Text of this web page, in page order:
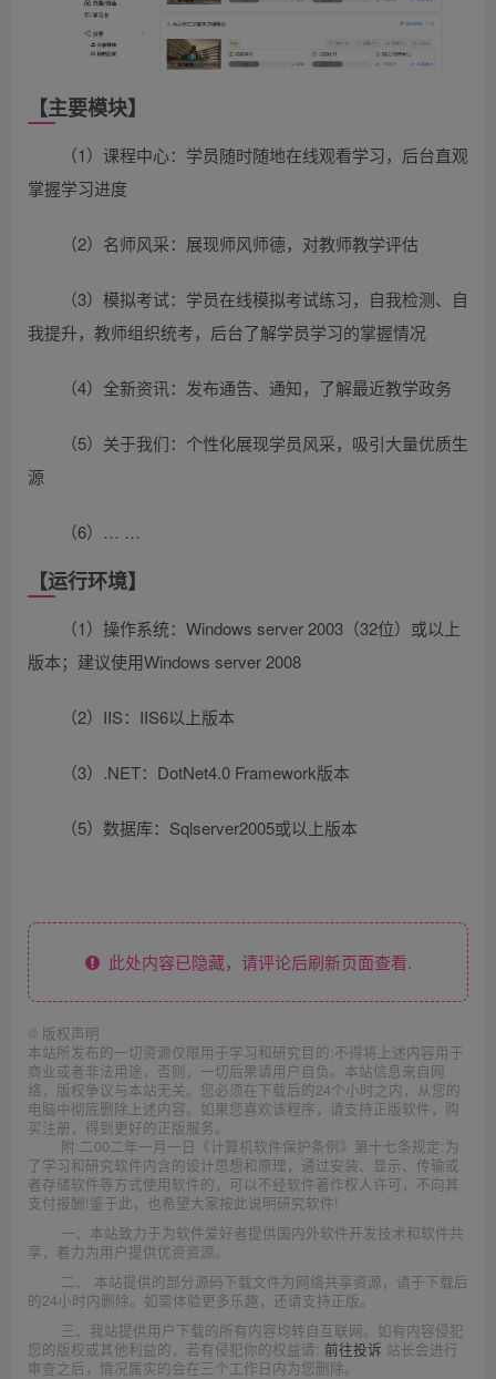
【主要模块】
（1）课程中心：学员随时随地在线观看学习，后台直观
掌握学习进度
（2）名师风采：展现师风师德，对教师教学评估
（3）模拟考试：学员在线模拟考试练习，自我检测、自
我提升，教师组织统考，后台了解学员学习的掌握情况
（4）全新资讯：发布通告、通知，了解最近教学政务
（5）关于我们：个性化展现学员风采，吸引大量优质生
源
（6）… …
【运行环境】
（1）操作系统：Windows server 2003（32位）或以上
版本；建议使用Windows server 2008
（2）IIS：IIS6以上版本
（3）.NET：DotNet4.0 Framework版本
（5）数据库：Sqlserver2005或以上版本
此处内容已隐藏，请评论后刷新页面查看.
© 版权声明
本站所发布的一切资源仅限用于学习和研究目的;不得将上述内容用于
商业或者非法用途，否则，一切后果请用户自负。本站信息来自网
络，版权争议与本站无关。您必须在下载后的24个小时之内，从您的
电脑中彻底删除上述内容。如果您喜欢该程序，请支持正版软件，购
买注册，得到更好的正版服务。
附:二00二年一月一日《计算机软件保护条例》第十七条规定:为
了学习和研究软件内含的设计思想和原理，通过安装、显示、传输或
者存储软件等方式使用软件的，可以不经软件著作权人许可，不向其
支付报酬!鉴于此，也希望大家按此说明研究软件!
一、本站致力于为软件爱好者提供国内外软件开发技术和软件共
享，着力为用户提供优资资源。
二、 本站提供的部分源码下载文件为网络共享资源，请于下载后
的24小时内删除。如需体验更多乐趣，还请支持正版。
三、我站提供用户下载的所有内容均转自互联网。如有内容侵犯
您的版权或其他利益的，若有侵犯你的权益请: 前往投诉 站长会进行
审查之后，情况属实的会在三个工作日内为您删除。